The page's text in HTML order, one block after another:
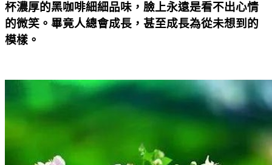
杯濃厚的黑咖啡細細品味，臉上永遠是看不出心情
的微笑。畢竟人總會成長，甚至成長為從未想到的
模樣。